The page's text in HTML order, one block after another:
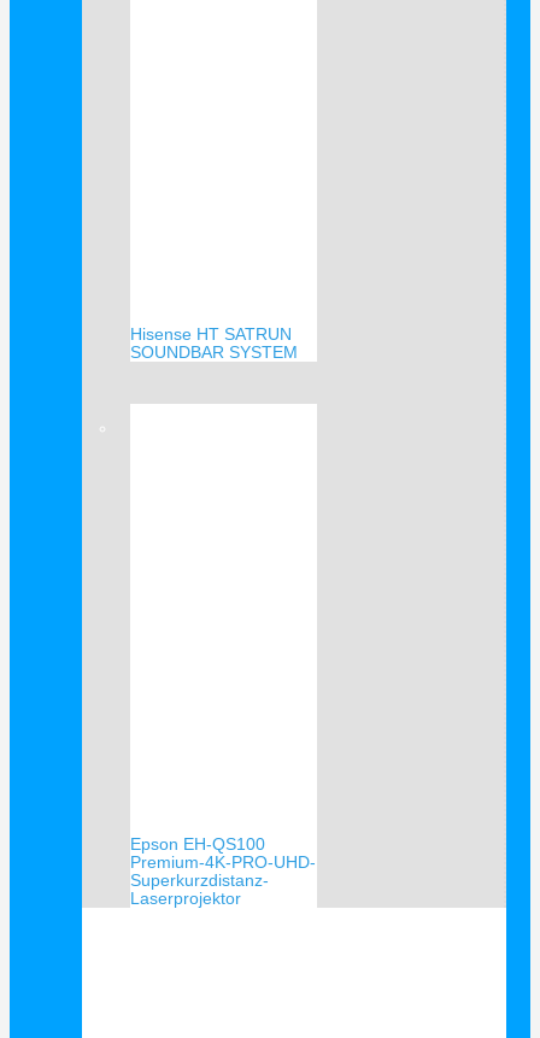
Hisense HT SATRUN
SOUNDBAR SYSTEM
Epson EH-QS100
Premium-4K-PRO-UHD-
Superkurzdistanz-
Laserprojektor